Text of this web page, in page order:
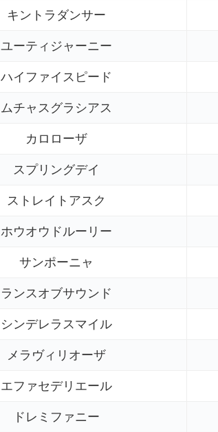
キントラダンサー
ユーティジャーニー
ハイファイスピード
ムチャスグラシアス
カロローザ
スプリングデイ
ストレイトアスク
ホウオウドルーリー
サンポーニャ
ランスオブサウンド
シンデレラスマイル
メラヴィリオーザ
エファセデリエール
ドレミファニー